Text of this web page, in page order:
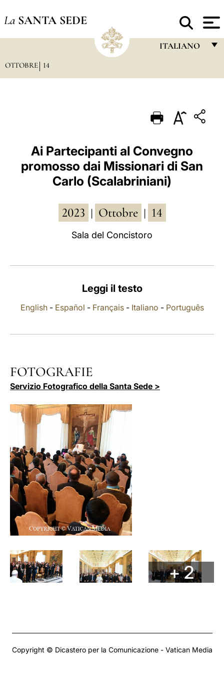
La SANTA SEDE
ITALIANO
PORTUGUÊS
DEUTSCH
POLSKI
العربيّة
中文
OTTOBRE 14
Ai Partecipanti al Convegno
promosso dai Missionari di San
Carlo (Scalabriniani)
2023 Ottobre 14
Sala del Concistoro
Leggi il testo
English- Español - Français- Italiano - Português
FOTOGRAFIE
Servizio Fotografico della Santa Sede >
+ 2
Copyright © Dicastero per la Comunicazione - Vatican Media